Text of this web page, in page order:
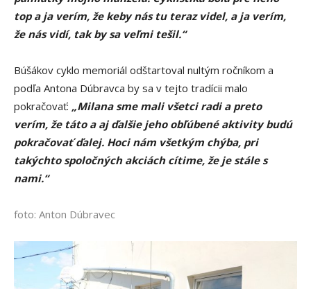
top a ja verím, že keby nás tu teraz videl, a ja verím,
že nás vidí, tak by sa veľmi tešil.“
Búšákov cyklo memoriál odštartoval nultým ročníkom a
podľa Antona Dúbravca by sa v tejto tradícii malo
pokračovať: „Milana sme mali všetci radi a preto
verím, že táto a aj ďalšie jeho obľúbené aktivity budú
pokračovať ďalej. Hoci nám všetkým chýba, pri
takýchto spoločných akciách cítime, že je stále s
nami.“
foto: Anton Dúbravec